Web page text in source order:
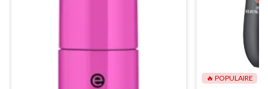
🔥 POPULAIRE